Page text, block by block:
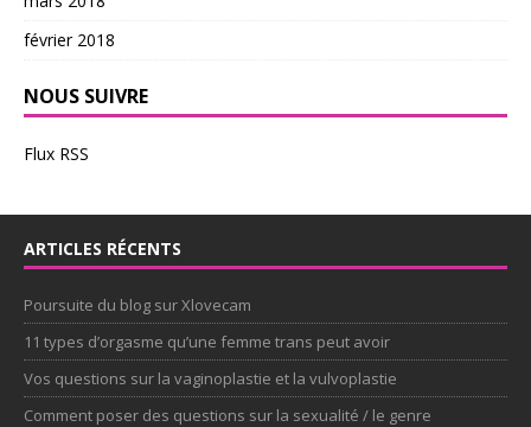
février 2018
NOUS SUIVRE
Flux RSS
ARTICLES RÉCENTS
Poursuite du blog sur Xlovecam
11 types d’orgasme qu’une femme trans peut avoir
Vos questions sur la vaginoplastie et la vulvoplastie
Comment poser des questions sur la sexualité / le genre